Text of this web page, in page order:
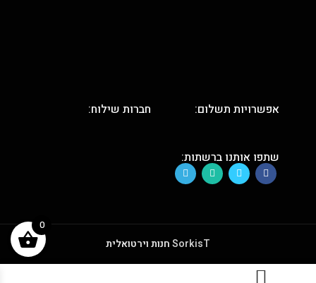
אפשרויות תשלום: חברות שילוח:
שתפו אותנו ברשתות:
SorkisTחנות וירטואלית
0